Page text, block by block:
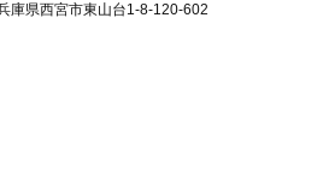
庫県西宮市東山台1-8-120-602